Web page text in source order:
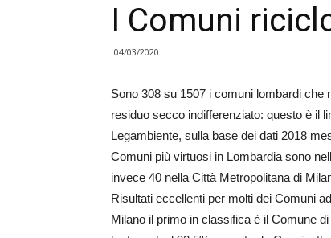
I Comuni
04/03/2020
Sono 308 su 1507 i comuni lombardi che
residuo secco indifferenziato: questo è il
Legambiente, sulla base dei dati 2018
Comuni più virtuosi in Lombardia sono
invece 40 nella Città Metropolitana di
Risultati eccellenti per molti dei Comuni
Milano il primo in classifica è il Comune